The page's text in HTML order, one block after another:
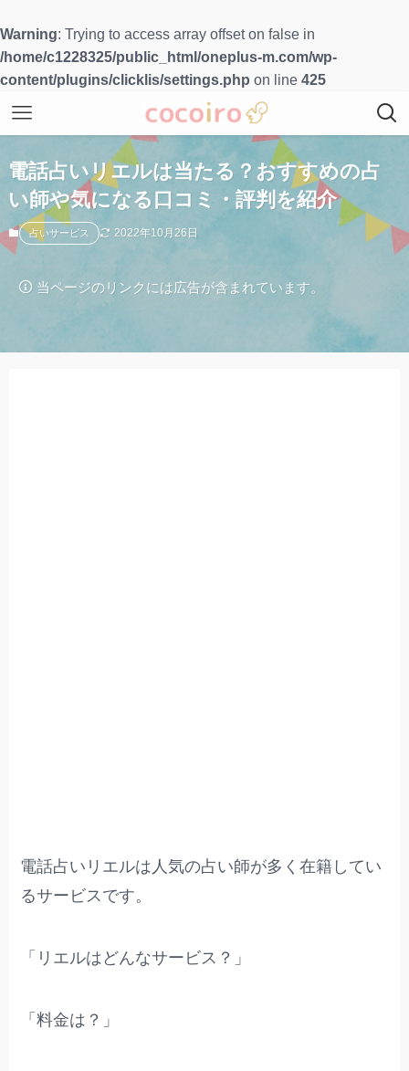
Warning: Trying to access array offset on false in
/home/c1228325/public_html/oneplus-m.com/wp-
content/plugins/clicklis/settings.php on line 425
電話占いリエルは当たる？おすすめの占
い師や気になる口コミ・評判を紹介
占いサービス 2022年10月26日
当ページのリンクには広告が含まれています。
電話占いリエルは人気の占い師が多く在籍してい
るサービスです。
「リエルはどんなサービス？」
「料金は？」